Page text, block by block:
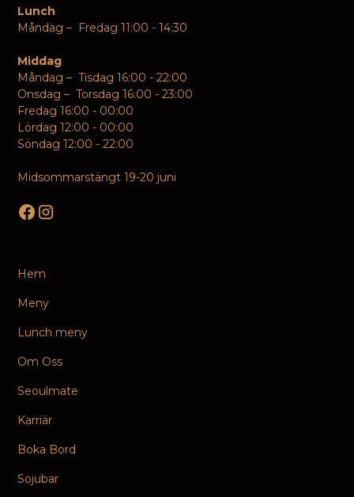
Lunch
Måndag – Fredag 11:00 - 14:30
Middag
Måndag – Tisdag 16:00 - 22:00
Onsdag – Torsdag 16:00 - 23:00
Fredag 16:00 - 00:00
Lördag 12:00 - 00:00
Söndag 12:00 - 22:00
Midsommarstängt 19-20 juni
Hem
Meny
Lunch meny
Om Oss
Seoulmate
Karriär
Boka Bord
Sojubar